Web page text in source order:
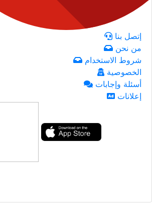
إتصل بنا
من نحن
شروط الاستخدام
الخصوصية
أسئلة وإجابات
إعلانات